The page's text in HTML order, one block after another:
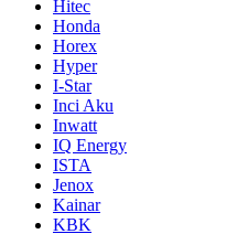
Hitec
Honda
Horex
Hyper
I-Star
Inci Aku
Inwatt
IQ Energy
ISTA
Jenox
Kainar
KBK